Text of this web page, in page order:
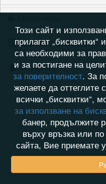
Хронология на игри
Активност
Този сайт и
прилагат „бисквитки“
са необходими за
и за постигане на
за поверителност. За
желаете да оттеглите
всички „бисквитки“,
за използване на
банер, продължите
върху връзка или
сайта, Вие приемате